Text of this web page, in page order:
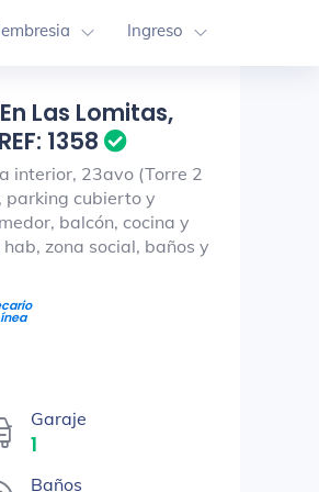
Ingreso
Las Lomitas,
1358
interior, 23avo (Torre 2
parking cubierto y
balcón, cocina y
zona social, baños y
Garaje
1
Baños